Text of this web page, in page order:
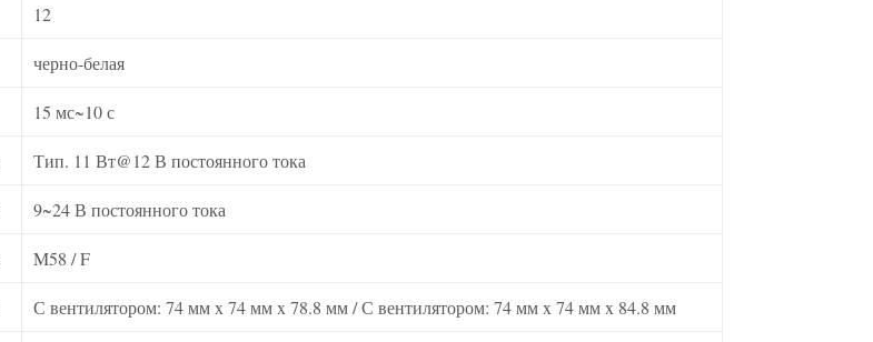
12
черно-белая
15 мс~10 с
Тип. 11 Вт@12 В постоянного тока
9~24 В постоянного тока
M58 / F
С вентилятором: 74 мм x 74 мм x 78.8 мм / С вентилятором: 74 мм x 74 мм x 84.8 мм